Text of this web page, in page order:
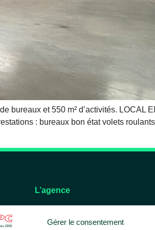
Gérer le consentement
bureaux et 550 m² d’activités. LOCAL
: bureaux bon état volets roulants
L’agence
Nos services